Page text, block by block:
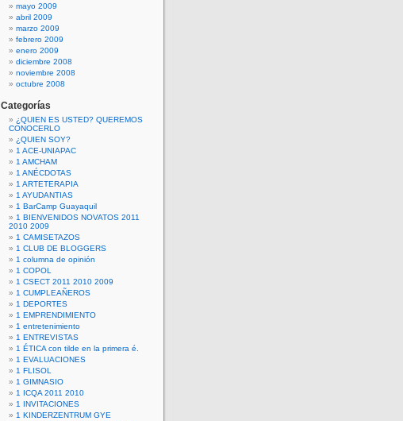
mayo 2009
abril 2009
marzo 2009
febrero 2009
enero 2009
diciembre 2008
noviembre 2008
octubre 2008
Categorías
¿QUIEN ES USTED? QUEREMOS
CONOCERLO
¿QUIEN SOY?
1 ACE-UNIAPAC
1 AMCHAM
1 ANÉCDOTAS
1 ARTETERAPIA
1 AYUDANTIAS
1 BarCamp Guayaquil
1 BIENVENIDOS NOVATOS 2011
2010 2009
1 CAMISETAZOS
1 CLUB DE BLOGGERS
1 columna de opinión
1 COPOL
1 CSECT 2011 2010 2009
1 CUMPLEAÑEROS
1 DEPORTES
1 EMPRENDIMIENTO
1 entretenimiento
1 ENTREVISTAS
1 ÉTICA con tilde en la primera é.
1 EVALUACIONES
1 FLISOL
1 GIMNASIO
1 ICQA 2011 2010
1 INVITACIONES
1 KINDERZENTRUM GYE